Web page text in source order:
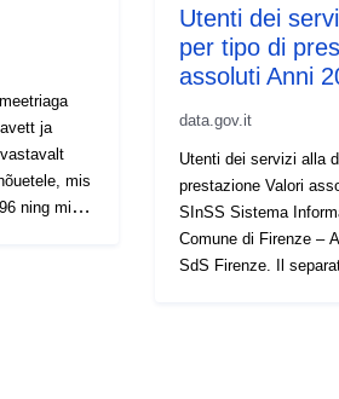
ja
mis
ning mida
Utenti dei
per tipo di
assoluti Anni
data.gov.it
Utenti dei servizi alla
prestazione Valori
SInSS Sistema
Comune di Firenze –
SdS Firenze. Il